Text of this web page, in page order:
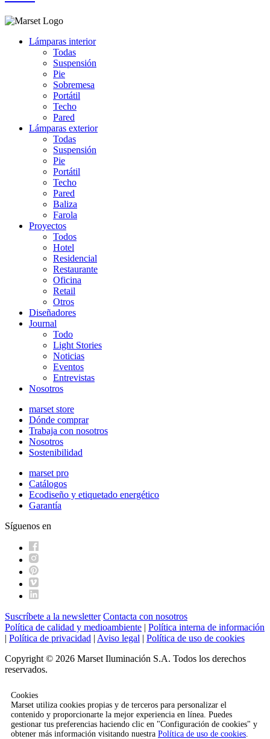
Lámparas interior
Todas
Suspensión
Pie
Sobremesa
Portátil
Techo
Pared
Lámparas exterior
Todas
Suspensión
Pie
Portátil
Techo
Pared
Baliza
Farola
Proyectos
Todos
Hotel
Residencial
Restaurante
Oficina
Retail
Otros
Diseñadores
Journal
Todo
Light Stories
Noticias
Eventos
Entrevistas
Nosotros
marset store
Dónde comprar
Trabaja con nosotros
Nosotros
Sostenibilidad
marset pro
Catálogos
Ecodiseño y etiquetado energético
Garantía
Síguenos en
Suscríbete a la newsletter Contacta con nosotros
Política de calidad y medioambiente | Política interna de información
| Política de privacidad | Aviso legal | Política de uso de cookies
Copyright © 2026 Marset Iluminación S.A. Todos los derechos
reservados.
Cookies
Marset utiliza cookies propias y de terceros para personalizar el
contenido y proporcionarte la mejor experiencia en línea. Puedes
gestionar tus preferencias haciendo clic en "Configuración de cookies" y
obtener más información visitando nuestra Política de uso de cookies